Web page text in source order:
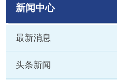
新闻中心
最新消息
头条新闻